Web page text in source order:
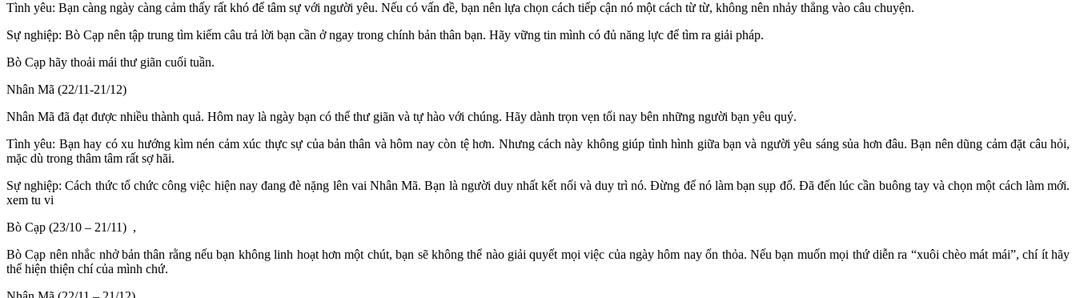
Tình yêu: Bạn càng ngày càng cảm thấy rất khó để tâm sự với người yêu. Nếu có vấn đề, bạn nên lựa chọn cách tiếp cận nó một cách từ từ, không nên nhảy thẳng vào câu chuyện.
Sự nghiệp: Bò Cạp nên tập trung tìm kiếm câu trả lời bạn cần ở ngay trong chính bản thân bạn. Hãy vững tin mình có đủ năng lực để tìm ra giải pháp.
Bò Cạp hãy thoải mái thư giãn cuối tuần.
Nhân Mã (22/11-21/12)
Nhân Mã đã đạt được nhiều thành quả. Hôm nay là ngày bạn có thể thư giãn và tự hào với chúng. Hãy dành trọn vẹn tối nay bên những người bạn yêu quý.
Tình yêu: Bạn hay có xu hướng kìm nén cảm xúc thực sự của bản thân và hôm nay còn tệ hơn. Nhưng cách này không giúp tình hình giữa bạn và người yêu sáng sủa hơn đâu. Bạn nên dũng cảm đặt câu hỏi,
mặc dù trong thâm tâm rất sợ hãi.
Sự nghiệp: Cách thức tổ chức công việc hiện nay đang đè nặng lên vai Nhân Mã. Bạn là người duy nhất kết nối và duy trì nó. Đừng để nó làm bạn sụp đổ. Đã đến lúc cần buông tay và chọn một cách làm mới.
xem tu vi
Bò Cạp (23/10 – 21/11) ,
Bò Cạp nên nhắc nhở bản thân rằng nếu bạn không linh hoạt hơn một chút, bạn sẽ không thể nào giải quyết mọi việc của ngày hôm nay ổn thỏa. Nếu bạn muốn mọi thứ diễn ra “xuôi chèo mát mái”, chí ít hãy
thể hiện thiện chí của mình chứ.